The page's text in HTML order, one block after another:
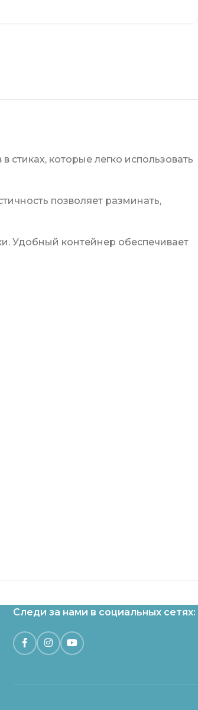
которые легко использовать
позволяет разминать,
Удобный контейнер обеспечивает
Следи за нами в социальных сетях: